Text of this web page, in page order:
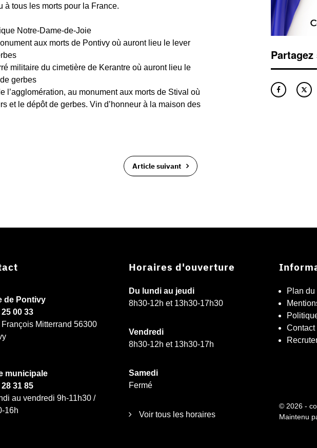
à tous les morts pour la France.
Notre-Dame-de-Joie
aux morts de Pontivy où auront lieu le lever
militaire du cimetière de Kerantre où auront lieu le
gerbes
l’agglomération, au monument aux morts de Stival où
et le dépôt de gerbes. Vin d’honneur à la maison des
Article suivant
de Pontivy
00 33
François Mitterrand 56300
municipale
31 85
au vendredi 9h-11h30 /
16h
Horaires d'ouverture
Du lundi au jeudi
8h30-12h et 13h30-17h30
Vendredi
8h30-12h et 13h30-17h
Samedi
Fermé
Voir tous les horaires
Plan du
Contact
© 2026 -
Maintenu